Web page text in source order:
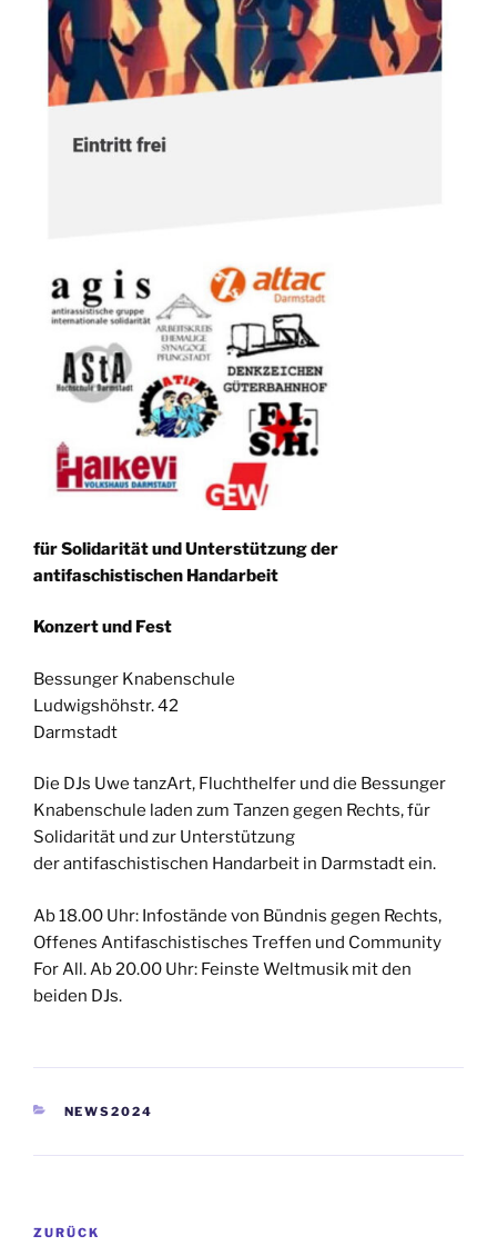
für Solidarität und Unterstützung der
antifaschistischen Handarbeit
Konzert und Fest
Bessunger Knabenschule
Ludwigshöhstr. 42
Darmstadt
Die DJs Uwe tanzArt, Fluchthelfer und die Bessunger
Knabenschule laden zum Tanzen gegen Rechts, für
Solidarität und zur Unterstützung
der antifaschistischen Handarbeit in Darmstadt ein.
Ab 18.00 Uhr: Infostände von Bündnis gegen Rechts,
Offenes Antifaschistisches Treffen und Community
For All. Ab 20.00 Uhr: Feinste Weltmusik mit den
beiden DJs.
KATEGORIEN
NEWS2024
Beitragsnavigation
Vorheriger
ZURÜCK